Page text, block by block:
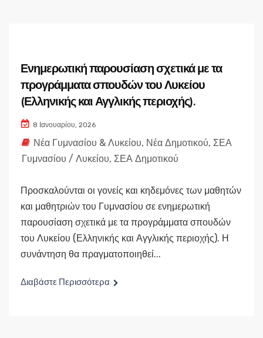
Ενημερωτική παρουσίαση σχετικά με τα
προγράμματα σπουδών του Λυκείου
(Ελληνικής και Αγγλικής περιοχής).
8 Ιανουαρίου, 2026
Νέα Γυμνασίου & Λυκείου, Νέα Δημοτικού, ΣΕΑ
Γυμνασίου / Λυκείου, ΣΕΑ Δημοτικού
Προσκαλούνται οι γονείς και κηδεμόνες των μαθητών
και μαθητριών του Γυμνασίου σε ενημερωτική
παρουσίαση σχετικά με τα προγράμματα σπουδών
του Λυκείου (Ελληνικής και Αγγλικής περιοχής). Η
συνάντηση θα πραγματοποιηθεί...
Διαβάστε Περισσότερα